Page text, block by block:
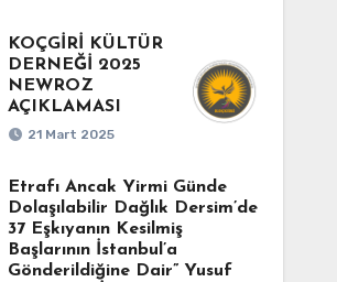
KOÇGİRİ KÜLTÜR
DERNEĞİ 2025
NEWROZ
AÇIKLAMASI
21 Mart 2025
Etrafı Ancak Yirmi Günde
Dolaşılabilir Dağlık Dersim’de
37 Eşkıyanın Kesilmiş
Başlarının İstanbul’a
Gönderildiğine Dair” Yusuf